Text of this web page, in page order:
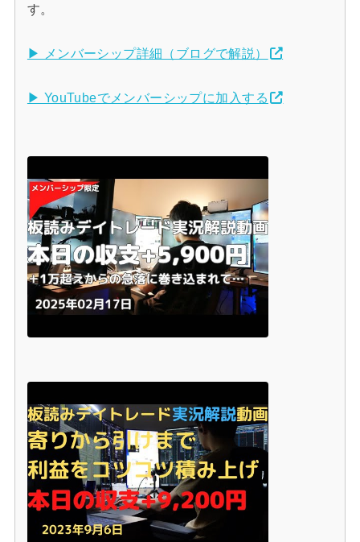
す。
▶ メンバーシップ詳細（ブログで解説）
▶ YouTubeでメンバーシップに加入する